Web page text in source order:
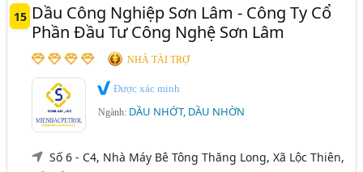
15 Dầu Công Nghiệp Sơn Lâm - Công Ty Cổ
Phần Đầu Tư Công Nghệ Sơn Lâm
NHÀ TÀI TRỢ
Được xác minh
Ngành: DẦU NHỚT, DẦU NHỜN
Số 6 - C4, Nhà Máy Bê Tông Thăng Long, Xã Lộc Thiên,